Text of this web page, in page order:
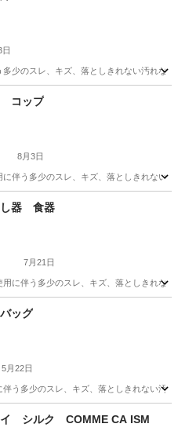
少のスレ、キズ、落としきれない汚れ
コップ
8月3日
伴う多少のスレ、キズ、落としきれない
し器 食器
7月21日
に伴う多少のスレ、キズ、落としきれな
物ッグ
5月22日
う多少のスレ、キズ、落としきれない
イ シルク COMME CA ISM